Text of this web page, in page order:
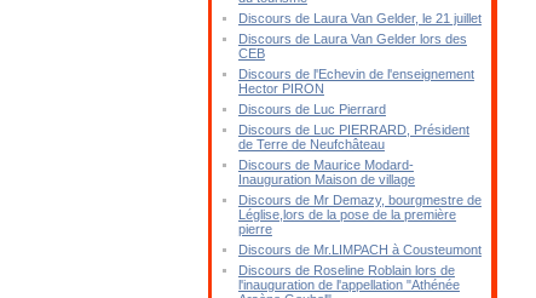
Discours de Laura Van Gelder, le 21 juillet
Discours de Laura Van Gelder lors des
CEB
Discours de l'Echevin de l'enseignement
Hector PIRON
Discours de Luc Pierrard
Discours de Luc PIERRARD, Président
de Terre de Neufchâteau
Discours de Maurice Modard-
Inauguration Maison de village
Discours de Mr Demazy, bourgmestre de
Léglise,lors de la pose de la première
pierre
Discours de Mr.LIMPACH à Cousteumont
Discours de Roseline Roblain lors de
l'inauguration de l'appellation "Athénée